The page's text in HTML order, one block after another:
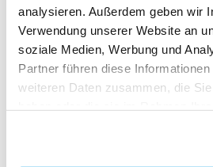
analysieren. Außerdem geben wir
Verwendung unserer Website an
soziale Medien, Werbung und
Partner führen diese
weiteren Daten zusammen, die